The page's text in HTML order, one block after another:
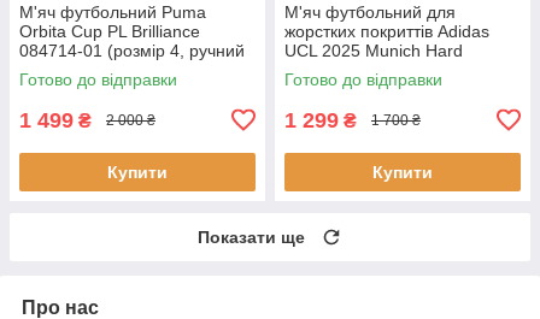
М'яч футбольний Puma
Orbita Cup PL Brilliance
084714-01 (розмір 4, ручний
шов, оригінал)
Готово до відправки
1 499 ₴ 2 000 ₴
Купити
М'яч футбольний для
жорстких покриттів Adidas
UCL 2025 Munich Hard
Ground JM6822 (розмір 4)
Готово до відправки
1 299 ₴ 1 700 ₴
Купити
Показати ще
Про нас